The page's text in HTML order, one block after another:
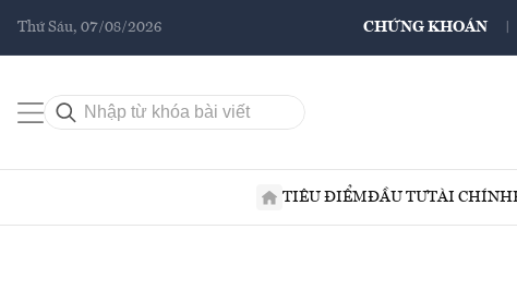
Thứ Sáu, 07/08/2026 CHỨNG KHOÁN
TIÊU ĐIỂMĐẦU TƯTÀI CHÍNH